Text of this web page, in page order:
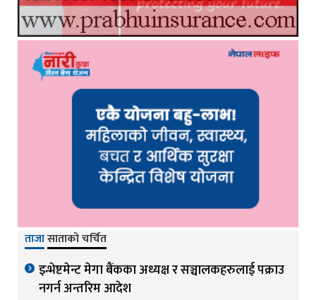
ताजासाताको चर्चित
इन्भेष्टमेन्ट मेगा बैंकका अध्यक्ष र सञ्चालकहरुलाई पक्राउ
नगर्न अन्तरिम आदेश